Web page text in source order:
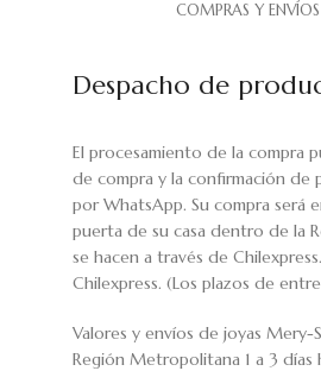
COMPRAS Y ENVÍOS
Despacho de
El procesamiento de la compra
de compra y la confirmación de
por WhatsApp. Su compra será
puerta de su casa dentro de la
se hacen a través de
Chilexpress. (Los plazos de
Valores y envíos de joyas Mery-
Región Metropolitana 1 a 3